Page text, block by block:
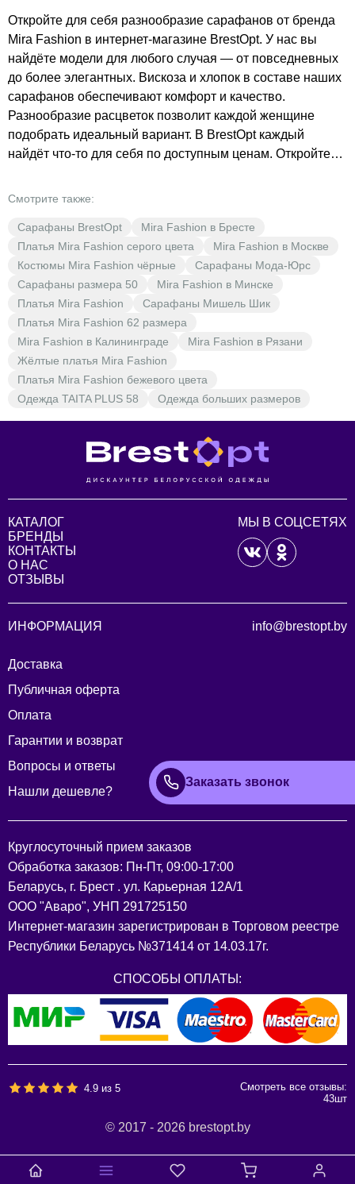
Откройте для себя разнообразие сарафанов от бренда
Mira Fashion в интернет-магазине BrestOpt. У нас вы
найдёте модели для любого случая — от повседневных
до более элегантных. Вискоза и хлопок в составе наших
сарафанов обеспечивают комфорт и качество.
Разнообразие расцветок позволит каждой женщине
подобрать идеальный вариант. В BrestOpt каждый
найдёт что-то для себя по доступным ценам. Откройте
Смотрите также:
Сарафаны BrestOpt
Mira Fashion в Бресте
Платья Mira Fashion серого цвета
Mira Fashion в Москве
Костюмы Mira Fashion чёрные
Сарафаны Мода-Юрс
Сарафаны размера 50
Mira Fashion в Минске
Платья Mira Fashion
Сарафаны Мишель Шик
Платья Mira Fashion 62 размера
Mira Fashion в Калининграде
Mira Fashion в Рязани
Жёлтые платья Mira Fashion
Платья Mira Fashion бежевого цвета
Одежда TAITA PLUS 58
Одежда больших размеров
КАТАЛОГ
БРЕНДЫ
КОНТАКТЫ
О НАС
ОТЗЫВЫ
МЫ В СОЦСЕТЯХ
ИНФОРМАЦИЯ
Доставка
Публичная оферта
Оплата
Гарантии и возврат
Вопросы и ответы
Нашли дешевле?
info@brestopt.by
Заказать звонок
Круглосуточный прием заказов
Обработка заказов: Пн-Пт, 09:00-17:00
Беларусь, г. Брест . ул. Карьерная 12А/1
ООО "Аваро", УНП 291725150
Интернет-магазин зарегистрирован в Торговом реестре
Республики Беларусь №371414 от 14.03.17г.
СПОСОБЫ ОПЛАТЫ:
4.9 из5
Смотреть все отзывы:
43шт
© 2017 - 2026 brestopt.by